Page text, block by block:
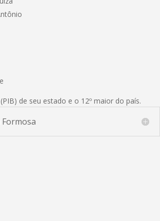
de seu estado e o 12º maior do país.